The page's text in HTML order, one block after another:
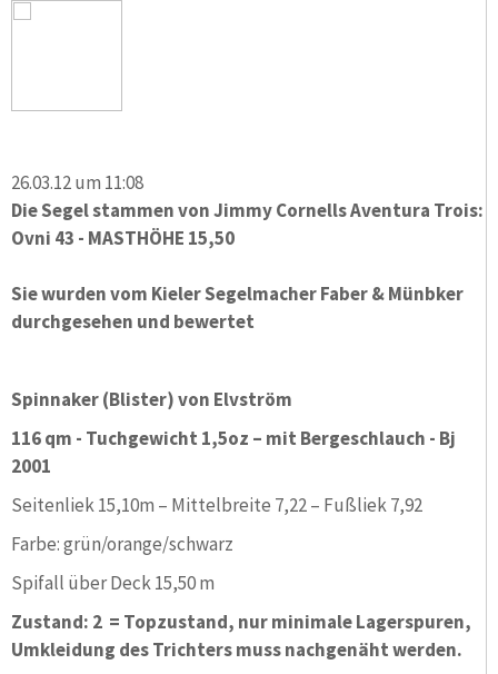
26.03.12 um 11:08
Die Segel stammen von Jimmy Cornells Aventura Trois:
Ovni 43 - MASTHÖHE 15,50
Sie wurden vom Kieler Segelmacher Faber & Münbker
durchgesehen und bewertet
Spinnaker (Blister) von Elvström
116 qm - Tuchgewicht 1,5oz – mit Bergeschlauch - Bj
2001
Seitenliek 15,10m – Mittelbreite 7,22 – Fußliek 7,92
Farbe: grün/orange/schwarz
Spifall über Deck 15,50 m
Zustand: 2 = Topzustand, nur minimale Lagerspuren,
Umkleidung des Trichters muss nachgenäht werden.